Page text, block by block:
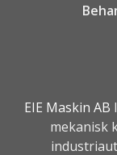
EIE Maskin AB
mekanisk